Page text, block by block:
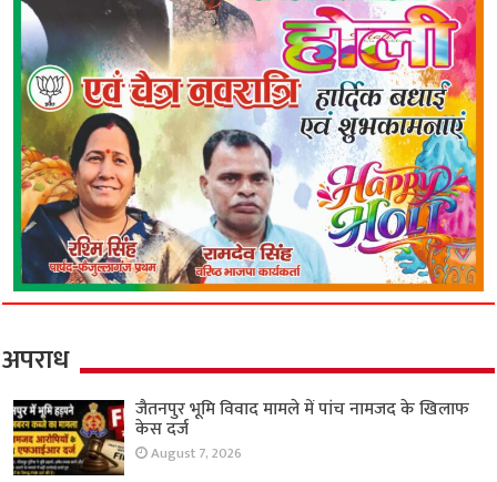
अपराध
जैतनपुर भूमि विवाद मामले में पांच नामजद के खिलाफ
केस दर्ज
August 7, 2026